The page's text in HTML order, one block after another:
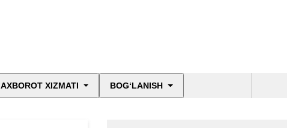
AXBOROT XIZMATI BOG‘LANISH